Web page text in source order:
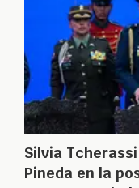
Silvia
Pineda en la